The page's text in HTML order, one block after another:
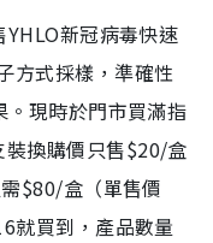
新冠病毒快速
方式採樣，準確性
現時於門市買滿指
換購價只售$20/盒
$80/盒（單售價
就買到，產品數量